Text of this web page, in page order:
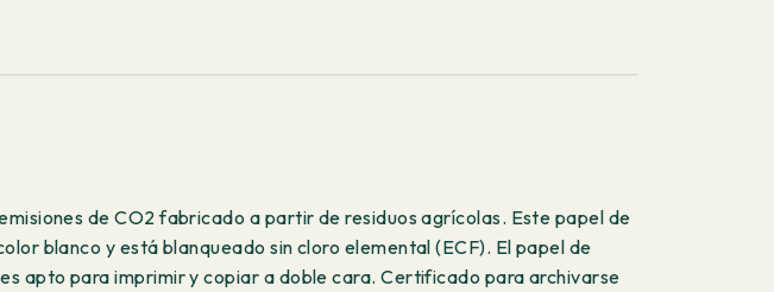
de CO2 fabricado a partir de residuos agrícolas. Este papel de
blanco y está blanqueado sin cloro elemental (ECF). El papel de
apto para imprimir y copiar a doble cara. Certificado para archivarse